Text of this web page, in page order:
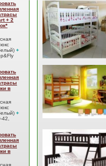
+ 2
+
в
+
в